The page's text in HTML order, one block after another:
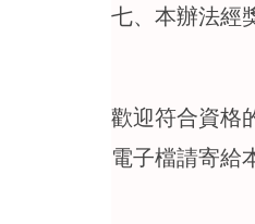
七、本辦法經
歡迎符合資格
電子檔請寄給